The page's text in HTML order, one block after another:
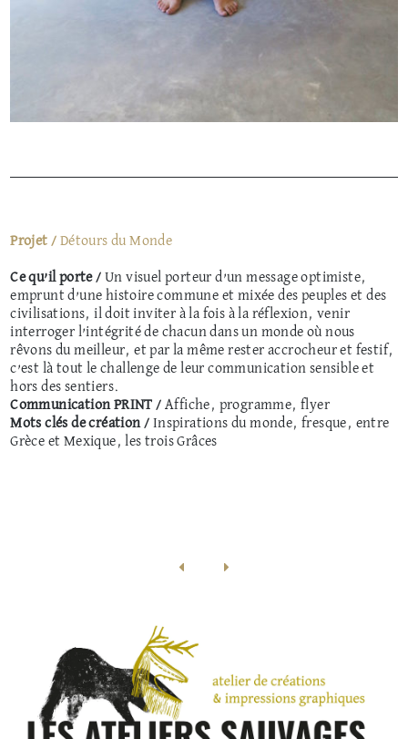
Projet / Détours du Monde
Ce qu’il porte / Un visuel porteur d’un message optimiste,
emprunt d’une histoire commune et mixée des peuples et des
civilisations, il doit inviter à la fois à la réflexion, venir
interroger l’intégrité de chacun dans un monde où nous
rêvons du meilleur, et par la même rester accrocheur et festif,
c’est là tout le challenge de leur communication sensible et
hors des sentiers.
Communication PRINT / Affiche, programme, flyer
Mots clés de création / Inspirations du monde, fresque, entre
Grèce et Mexique, les trois Grâces